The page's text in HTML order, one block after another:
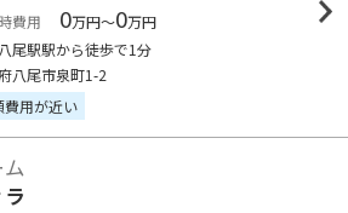
費用
0万円～0万円
尾駅駅から徒歩で1分
八尾市泉町1-2
費用が近い